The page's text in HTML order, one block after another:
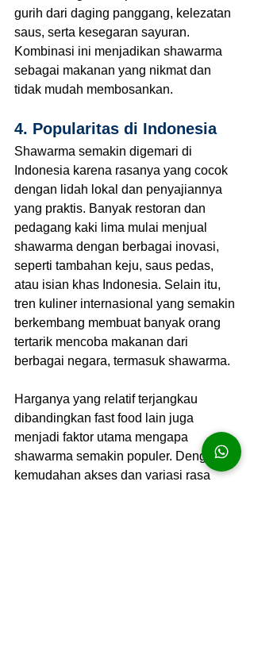
gurih dari daging panggang, kelezatan
saus, serta kesegaran sayuran.
Kombinasi ini menjadikan shawarma
sebagai makanan yang nikmat dan
tidak mudah membosankan.
4. Popularitas di Indonesia
Shawarma semakin digemari di
Indonesia karena rasanya yang cocok
dengan lidah lokal dan penyajiannya
yang praktis. Banyak restoran dan
pedagang kaki lima mulai menjual
shawarma dengan berbagai inovasi,
seperti tambahan keju, saus pedas,
atau isian khas Indonesia. Selain itu,
tren kuliner internasional yang semakin
berkembang membuat banyak orang
tertarik mencoba makanan dari
berbagai negara, termasuk shawarma.
Harganya yang relatif terjangkau
dibandingkan fast food lain juga
menjadi faktor utama mengapa
shawarma semakin populer. Dengan
kemudahan akses dan variasi rasa